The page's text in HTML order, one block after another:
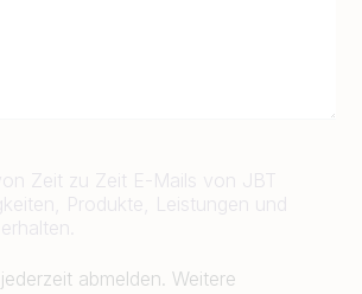
Zeit zu Zeit E-Mails von JBT
Produkte, Leistungen und
abmelden. Weitere